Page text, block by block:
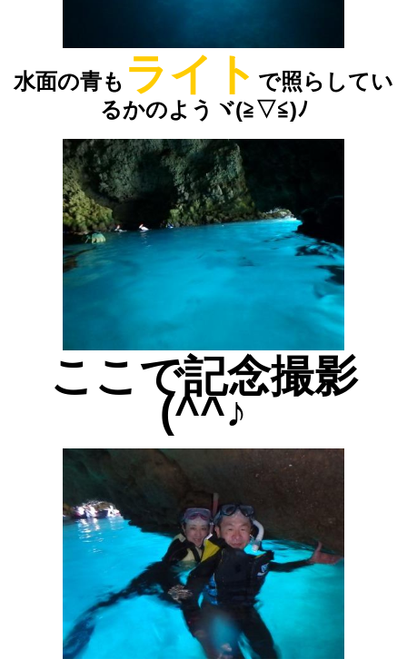
水面の青も ライト で照らしてい
るかのようヾ(≧▽≦)ﾉ
ここで記念撮影
(^^♪